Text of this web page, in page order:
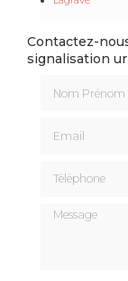
Contactez-
signalisation
Message